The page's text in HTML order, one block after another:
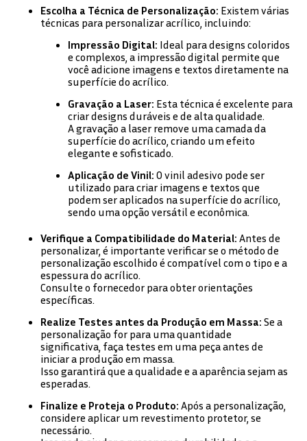
Escolha a Técnica de Personalização: Existem várias
técnicas para personalizar acrílico, incluindo:
Impressão Digital: Ideal para designs coloridos
e complexos, a impressão digital permite que
você adicione imagens e textos diretamente na
superfície do acrílico.
Gravação a Laser: Esta técnica é excelente para
criar designs duráveis e de alta qualidade.
A gravação a laser remove uma camada da
superfície do acrílico, criando um efeito
elegante e sofisticado.
Aplicação de Vinil: O vinil adesivo pode ser
utilizado para criar imagens e textos que
podem ser aplicados na superfície do acrílico,
sendo uma opção versátil e econômica.
Verifique a Compatibilidade do Material: Antes de
personalizar, é importante verificar se o método de
personalização escolhido é compatível com o tipo e a
espessura do acrílico.
Consulte o fornecedor para obter orientações
específicas.
Realize Testes antes da Produção em Massa: Se a
personalização for para uma quantidade
significativa, faça testes em uma peça antes de
iniciar a produção em massa.
Isso garantirá que a qualidade e a aparência sejam as
esperadas.
Finalize e Proteja o Produto: Após a personalização,
considere aplicar um revestimento protetor, se
necessário.